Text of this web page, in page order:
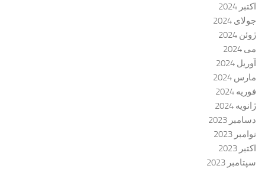
اکتبر 2024
جولای 2024
ژوئن 2024
می 2024
آوریل 2024
مارس 2024
فوریه 2024
ژانویه 2024
دسامبر 2023
نوامبر 2023
اکتبر 2023
سپتامبر 2023